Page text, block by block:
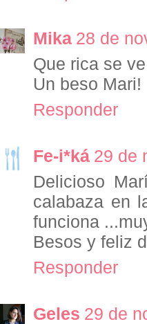
Mika 28 de
Que rica se
Un beso Mari!
Responder
Fe-i*ká 29 de
Delicioso
calabaza en
funciona
Besos y feliz
Responder
Geles 29 de